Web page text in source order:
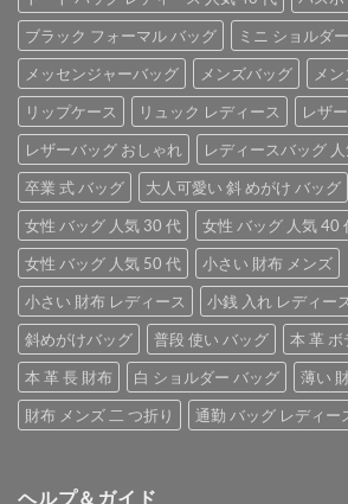
ブラック フォーマル バッグ
ミニ ショルダ
メッセンジャーバッグ
メンズバッグ
メ
リップケース
リュック レディース
レザ
レザーバッグ おしゃれ
レディースバッグ
卒業 式 バッグ
大人可愛い 斜 めがけ バッグ
女性 バッグ 人気 30 代
女性 バッグ 人気 40
女性 バッグ 人気 50 代
小さい 財布 メンズ
小さい 財布 レディース
小銭 入れ レディー
斜めがけバッグ
普段 使い バッグ
本 革 ボ
本 革 長 財布
白 ショルダー バッグ
薄い
財布 メンズ 二 つ折り
通勤 バッグ レディー
ヘルプ＆ガイド